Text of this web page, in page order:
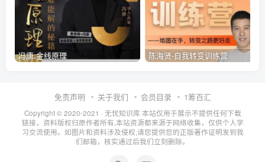
冯唐:金线原理 陈海贤-自我转变训练营
免责声明 关于我们 会员目录 1筹百汇
Copyright © 2020-2021 · 无忧知识库 本站仅用于展示不提供任何下载
链接，资料版权归原作者所有,本站资源都来源于网络收集，仅供个人学
习交流使用。如图片和资料涉及侵权,请您提供您的正版著作证明发到我
们邮箱，核实通过后我们立刻删除。